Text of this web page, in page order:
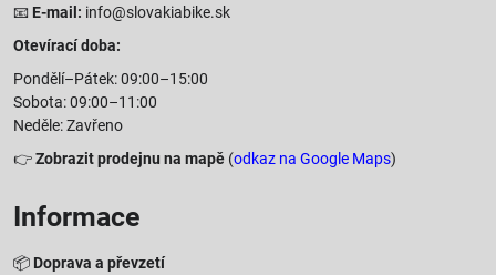
📧 E-mail: info@slovakiabike.sk
Otevírací doba:
Pondělí–Pátek: 09:00–15:00
Sobota: 09:00–11:00
Neděle: Zavřeno
👉Zobrazit prodejnu na mapě (odkaz na Google Maps)
Informace
📦 Doprava a převzetí